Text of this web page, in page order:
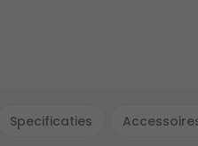
Specificaties